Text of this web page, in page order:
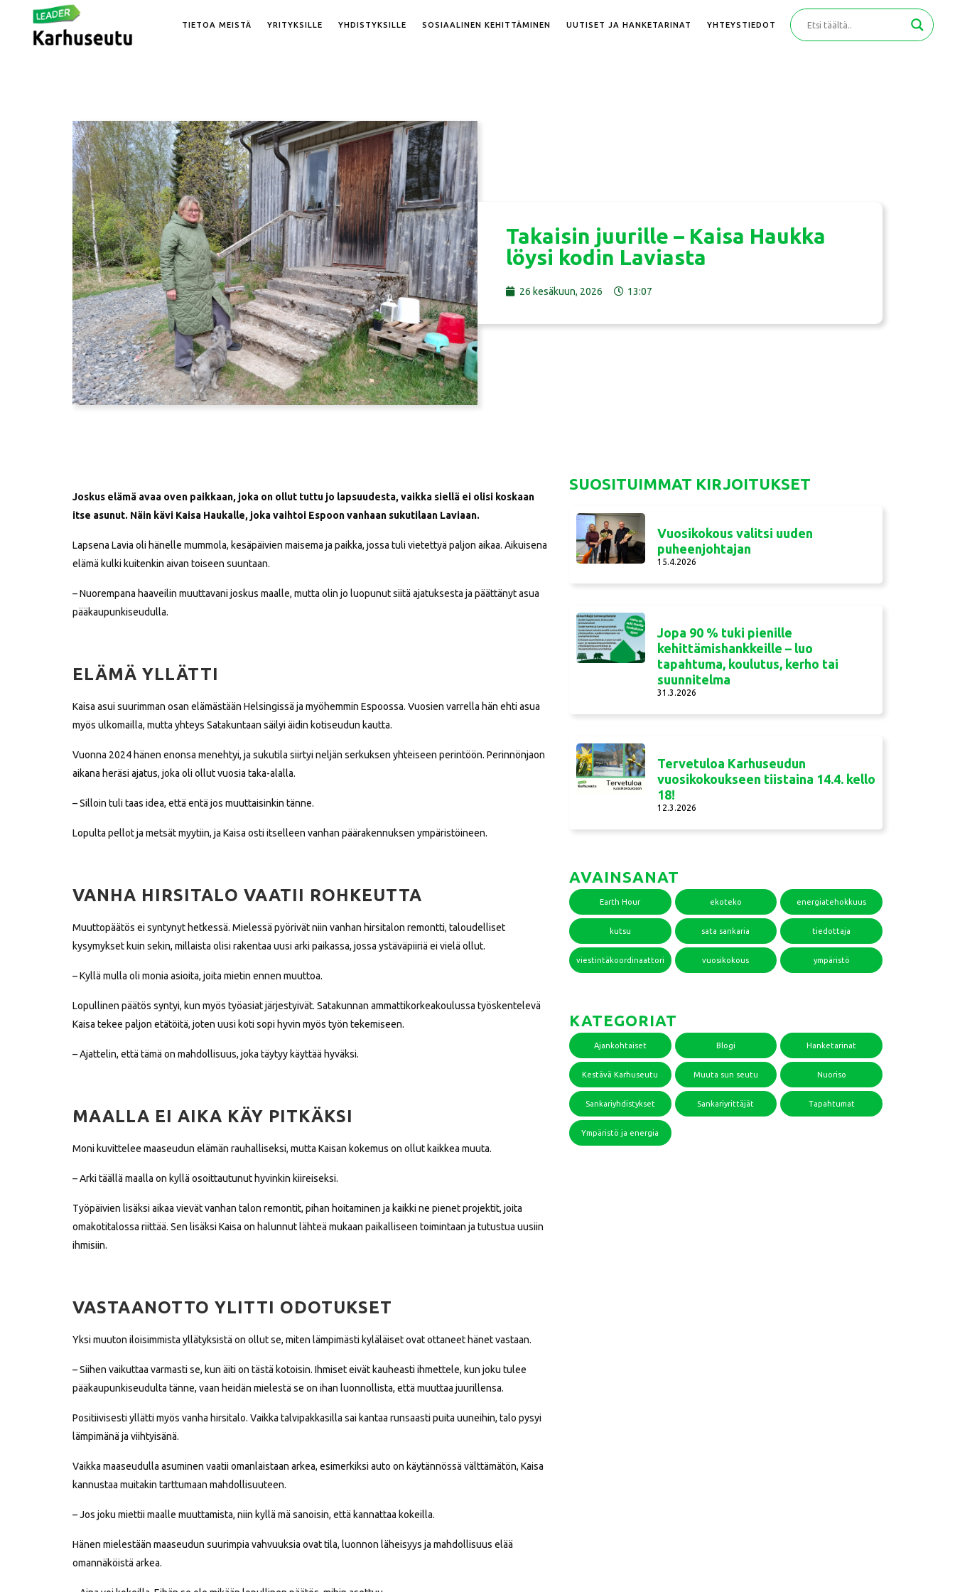
TIETOA MEISTÄ YRITYKSILLE YHDISTYKSILLE SOSIAALINEN KEHITTÄMINEN UUTISET JA HANKETARINAT YHTEYSTIEDOT
Takaisin juurille – Kaisa Haukka
löysi kodin Laviasta
26 kesäkuun, 2026 13:07
Joskus elämä avaa oven paikkaan, joka on ollut tuttu jo lapsuudesta, vaikka siellä ei olisi koskaan
itse asunut. Näin kävi Kaisa Haukalle, joka vaihtoi Espoon vanhaan sukutilaan Laviaan.
Lapsena Lavia oli hänelle mummola, kesäpäivien maisema ja paikka, jossa tuli vietettyä paljon aikaa. Aikuisena
elämä kulki kuitenkin aivan toiseen suuntaan.
– Nuorempana haaveilin muuttavani joskus maalle, mutta olin jo luopunut siitä ajatuksesta ja päättänyt asua
pääkaupunkiseudulla.
ELÄMÄ YLLÄTTI
Kaisa asui suurimman osan elämästään Helsingissä ja myöhemmin Espoossa. Vuosien varrella hän ehti asua
myös ulkomailla, mutta yhteys Satakuntaan säilyi äidin kotiseudun kautta.
Vuonna 2024 hänen enonsa menehtyi, ja sukutila siirtyi neljän serkuksen yhteiseen perintöön. Perinnönjaon
aikana heräsi ajatus, joka oli ollut vuosia taka-alalla.
– Silloin tuli taas idea, että entä jos muuttaisinkin tänne.
Lopulta pellot ja metsät myytiin, ja Kaisa osti itselleen vanhan päärakennuksen ympäristöineen.
VANHA HIRSITALO VAATII ROHKEUTTA
Muuttopäätös ei syntynyt hetkessä. Mielessä pyörivät niin vanhan hirsitalon remontti, taloudelliset
kysymykset kuin sekin, millaista olisi rakentaa uusi arki paikassa, jossa ystäväpiiriä ei vielä ollut.
– Kyllä mulla oli monia asioita, joita mietin ennen muuttoa.
Lopullinen päätös syntyi, kun myös työasiat järjestyivät. Satakunnan ammattikorkeakoulussa työskentelevä
Kaisa tekee paljon etätöitä, joten uusi koti sopi hyvin myös työn tekemiseen.
– Ajattelin, että tämä on mahdollisuus, joka täytyy käyttää hyväksi.
MAALLA EI AIKA KÄY PITKÄKSI
Moni kuvittelee maaseudun elämän rauhalliseksi, mutta Kaisan kokemus on ollut kaikkea muuta.
– Arki täällä maalla on kyllä osoittautunut hyvinkin kiireiseksi.
Työpäivien lisäksi aikaa vievät vanhan talon remontit, pihan hoitaminen ja kaikki ne pienet projektit, joita
omakotitalossa riittää. Sen lisäksi Kaisa on halunnut lähteä mukaan paikalliseen toimintaan ja tutustua uusiin
ihmisiin.
VASTAANOTTO YLITTI ODOTUKSET
Yksi muuton iloisimmista yllätyksistä on ollut se, miten lämpimästi kyläläiset ovat ottaneet hänet vastaan.
– Siihen vaikuttaa varmasti se, kun äiti on tästä kotoisin. Ihmiset eivät kauheasti ihmettele, kun joku tulee
pääkaupunkiseudulta tänne, vaan heidän mielestä se on ihan luonnollista, että muuttaa juurillensa.
Positiivisesti yllätti myös vanha hirsitalo. Vaikka talvipakkasilla sai kantaa runsaasti puita uuneihin, talo pysyi
lämpimänä ja viihtyisänä.
Vaikka maaseudulla asuminen vaatii omanlaistaan arkea, esimerkiksi auto on käytännössä välttämätön, Kaisa
kannustaa muitakin tarttumaan mahdollisuuteen.
– Jos joku miettii maalle muuttamista, niin kyllä mä sanoisin, että kannattaa kokeilla.
Hänen mielestään maaseudun suurimpia vahvuuksia ovat tila, luonnon läheisyys ja mahdollisuus elää
omannäköistä arkea.
SUOSITUIMMAT KIRJOITUKSET
Vuosikokous valitsi uuden
puheenjohtajan
15.4.2026
Jopa 90 % tuki pienille
kehittämishankkeille – luo
tapahtuma, koulutus, kerho tai
suunnitelma
31.3.2026
Tervetuloa Karhuseudun
vuosikokoukseen tiistaina 14.4. kello
18!
12.3.2026
AVAINSANAT
Earth Hour ekoteko energiatehokkuus
kutsu sata sankaria tiedottaja
viestintäkoordinaattori vuosikokous ympäristö
KATEGORIAT
Ajankohtaiset Blogi Hanketarinat
Kestävä Karhuseutu Muuta sun seutu Nuoriso
Sankariyhdistykset Sankariyrittäjät Tapahtumat
Ympäristö ja energia